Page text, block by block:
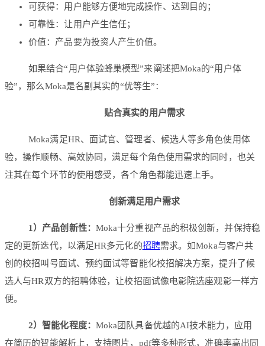
可获得：用户能够方便地完成操作、达到目的；
可靠性：让用户产生信任；
价值：产品要为投资人产生价值。
如果结合“用户体验蜂巢模型”来阐述把Moka的“用户体
验”，那么Moka是名副其实的“优等生”：
贴合真实的用户需求
Moka满足HR、面试官、管理者、候选人等多角色使用体
验，操作顺畅、高效协同，满足每个角色使用需求的同时，也关
注其在每个环节的使用感受，各个角色都能迅速上手。
创新满足用户需求
1）产品创新性： Moka十分重视产品的积极创新，并保持稳
定的更新迭代，以满足HR多元化的招聘需求。如Moka与客户共
创的校招叫号面试、预约面试等智能化校招解决方案，提升了候
选人与HR双方的招聘体验，让校招面试像电影院选座观影一样方
便。
2）智能化程度： Moka团队具备优越的AI技术能力，应用
在简历的智能解析上，支持图片，pdf等多种形式，准确率高出同